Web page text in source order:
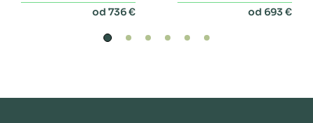
od 736 € od 693 €